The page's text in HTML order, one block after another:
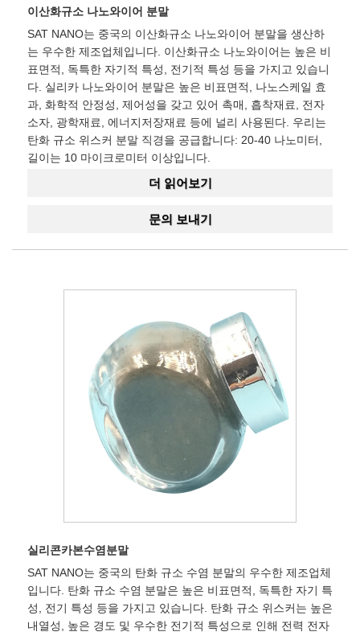
이산화규소 나노와이어 분말
SAT NANO는 중국의 이산화규소 나노와이어 분말을 생산하
는 우수한 제조업체입니다. 이산화규소 나노와이어는 높은 비
표면적, 독특한 자기적 특성, 전기적 특성 등을 가지고 있습니
다. 실리카 나노와이어 분말은 높은 비표면적, 나노스케일 효
과, 화학적 안정성, 제어성을 갖고 있어 촉매, 흡착재료, 전자
소자, 광학재료, 에너지저장재료 등에 널리 사용된다. 우리는
탄화 규소 위스커 분말 직경을 공급합니다: 20-40 나노미터,
길이는 10 마이크로미터 이상입니다.
더 읽어보기
문의 보내기
실리콘카본수염분말
SAT NANO는 중국의 탄화 규소 수염 분말의 우수한 제조업체
입니다. 탄화 규소 수염 분말은 높은 비표면적, 독특한 자기 특
성, 전기 특성 등을 가지고 있습니다. 탄화 규소 위스커는 높은
내열성, 높은 경도 및 우수한 전기적 특성으로 인해 전력 전자